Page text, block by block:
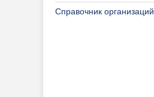
Справочник организаций